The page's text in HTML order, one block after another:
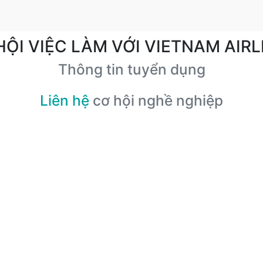
VIỆC LÀM VỚI VIETNAM
Thông tin tuyển dụng
Liên hệ cơ hội nghề nghiệp